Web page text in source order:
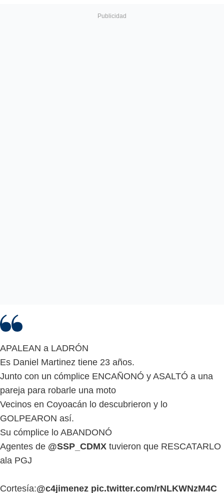
APALEAN a LADRÓN
Es Daniel Martinez tiene 23 años.
Junto con un cómplice ENCAÑONÓ y ASALTÓ a una
pareja para robarle una moto
Vecinos en Coyoacán lo descubrieron y lo
GOLPEARON así.
Su cómplice lo ABANDONÓ
Agentes de @SSP_CDMX tuvieron que RESCATARLO
ala PGJ
Cortesía:@c4jimenez pic.twitter.com/rNLKWNzM4C